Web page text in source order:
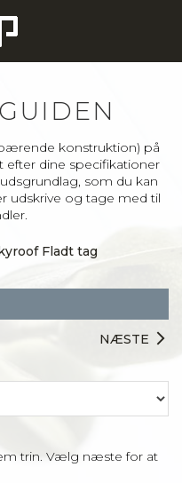
konstruktion) på
efter dine specifikationer
som du kan
udskrive og tage med til
Fladt tag
NÆSTE arrow_forward_ios
trin. Vælg næste for at